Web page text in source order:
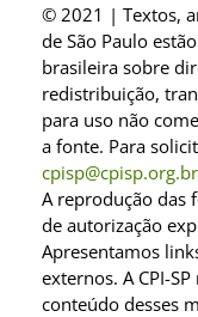
© 2021 | Textos,
de São Paulo
brasileira sobre
redistribuição,
para uso não
a fonte. Para
cpisp@cpisp.org.br
A reprodução das
de autorização
Apresentamos
externos. A CPI-
conteúdo desses